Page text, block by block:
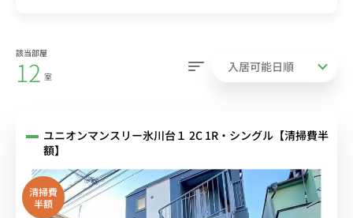
該当部屋
12 室
ユニオンマンスリー氷川台１ 2C 1R・シングル【清掃費半
額】
清掃費
半額